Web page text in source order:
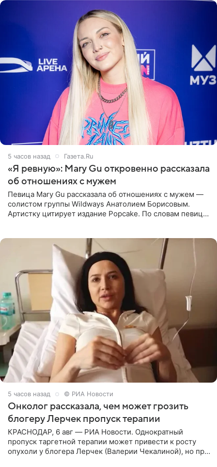
5 часов назад Газета.Ru
«Я ревную»: Mary Gu откровенно рассказала
об отношениях с мужем
Певица Mary Gu рассказала об отношениях с мужем —
солистом группы Wildways Анатолием Борисовым.
Артистку цитирует издание Popcake. По словам певицы,
5 часов назад © РИА Новости
Онколог рассказала, чем может грозить
блогеру Лерчек пропуск терапии
КРАСНОДАР, 6 авг — РИА Новости. Однократный
пропуск таргетной терапии может привести к росту
опухоли у блогера Лерчек (Валерии Чекалиной), но при